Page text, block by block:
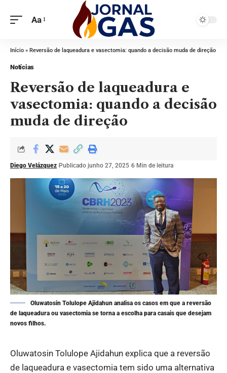
Aa
Início » Reversão de laqueadura e vasectomia: quando a decisão muda de direção
Notícias
Reversão de laqueadura e
vasectomia: quando a decisão
muda de direção
Diego Velázquez Publicado junho 27, 2025 6 Min de leitura
Oluwatosin Tolulope Ajidahun analisa os casos em que a reversão
de laqueadura ou vasectomia se torna a escolha para casais que desejam
novos filhos.
Oluwatosin Tolulope Ajidahun explica que a reversão
de laqueadura e vasectomia tem sido uma alternativa